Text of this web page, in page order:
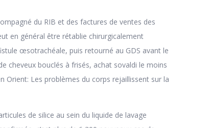
du RIB et des factures de ventes des
en général être rétablie chirurgicalement
œsotrachéale, puis retourné au GDS avant le
cheveux bouclés à frisés, achat sovaldi le moins
Orient: Les problèmes du corps rejaillissent sur la
de silice au sein du liquide de lavage